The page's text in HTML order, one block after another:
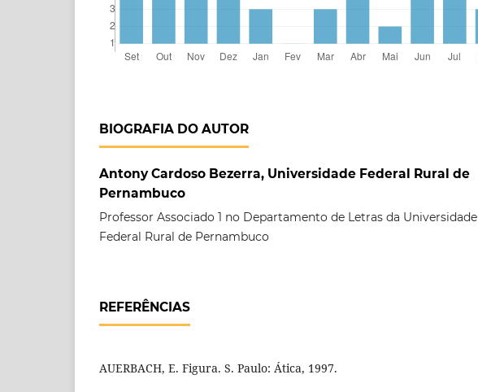
BIOGRAFIA DO AUTOR
Antony Cardoso Bezerra, Universidade Federal Rural de
Pernambuco
Professor Associado 1 no Departamento de Letras da Universidade
Federal Rural de Pernambuco
REFERÊNCIAS
AUERBACH, E. Figura. S. Paulo: Ática, 1997.